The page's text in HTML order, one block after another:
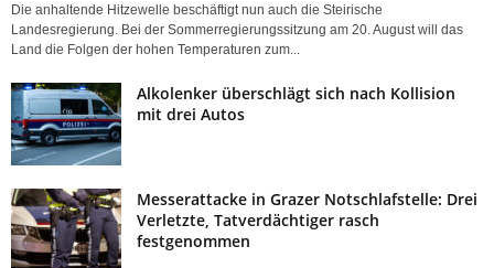
Die anhaltende Hitzewelle beschäftigt nun auch die Steirische
Landesregierung. Bei der Sommerregierungssitzung am 20. August will das
Land die Folgen der hohen Temperaturen zum...
Alkolenker überschlägt sich nach Kollision
mit drei Autos
Messerattacke in Grazer Notschlafstelle: Drei
Verletzte, Tatverdächtiger rasch
festgenommen